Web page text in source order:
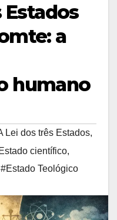
Estados
a
humano
Lei dos três Estados,
científico,
#Estado Teológico